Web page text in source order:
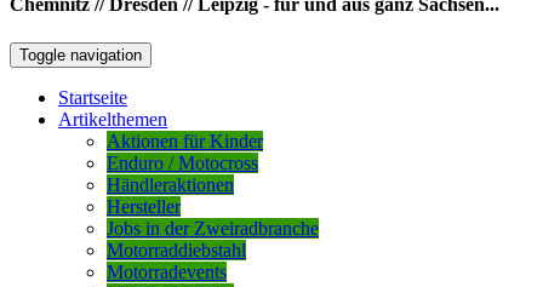
Chemnitz // Dresden // Leipzig - für und aus ganz Sachsen...
Toggle navigation
Startseite
Artikelthemen
Aktionen für Kinder
Enduro / Motocross
Händleraktionen
Hersteller
Jobs in der Zweiradbranche
Motorraddiebstahl
Motorradevents